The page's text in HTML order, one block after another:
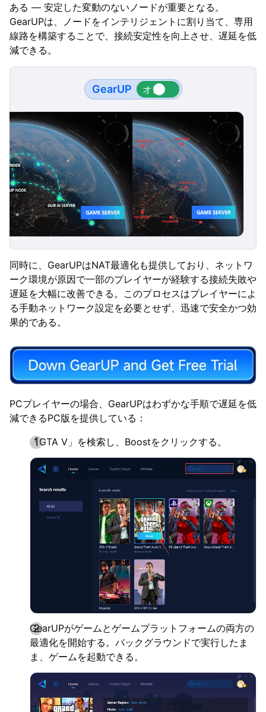
ある — 安定した変動のないノードが重要となる。
GearUPは、ノードをインテリジェントに割り当て、専用
線路を構築することで、接続安定性を向上させ、遅延を低
減できる。
GearUP
同時に、GearUPはNAT最適化も提供しており、ネットワ
ーク環境が原因で一部のプレイヤーが経験する接続失敗や
遅延を大幅に改善できる。このプロセスはプレイヤーによ
る手動ネットワーク設定を必要とせず、迅速で安全かつ効
果的である。
PCプレイヤーの場合、GearUPはわずかな手順で遅延を低
減できるPC版を提供している：
「GTA V」を検索し、Boostをクリックする。
GearUPがゲームとゲームプラットフォームの両方の
最適化を開始する。バックグラウンドで実行したま
ま、ゲームを起動できる。